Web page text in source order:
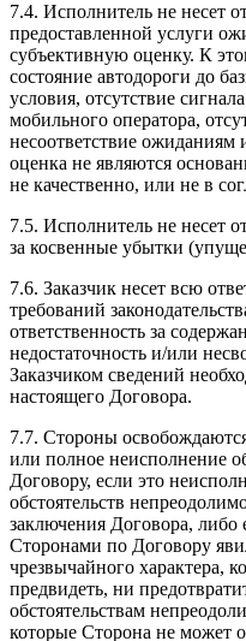
7.4. Исполнитель не несет
предоставленной услуги
субъективную оценку. К
состояние автодороги до
условия, отсутствие
мобильного оператора,
несоответствие ожиданиям
оценка не являются
не качественно, или не в
7.5. Исполнитель не несет
за косвенные убытки
7.6. Заказчик несет всю
требований
ответственность за
недостаточность и/или
Заказчиком сведений
настоящего Договора.
7.7. Стороны
или полное неисполнение
Договору, если это
обстоятельств
заключения Договора, либо
Сторонами по Договору
чрезвычайного характера,
предвидеть, ни
обстоятельствам
которые Сторона не может